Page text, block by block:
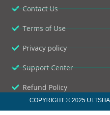
Contact Us
Terms of Use
Privacy policy
Support Center
Refund Policy
COPYRIGHT © 2025